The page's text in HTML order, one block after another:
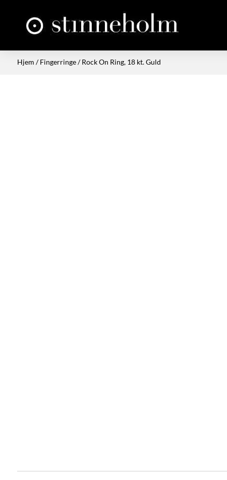
Hjem /Fingerringe/ Rock On Ring, 18 kt. Guld